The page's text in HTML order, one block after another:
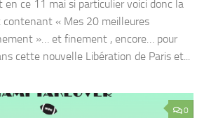
ce 11 mai si particulier voici donc la
« Mes 20 meilleures
»… et finement , encore… pour
cette nouvelle Libération de Paris et...
0